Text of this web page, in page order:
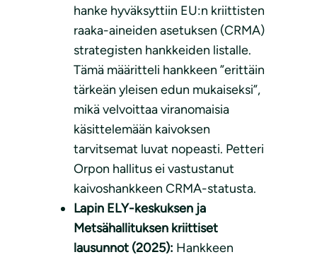
hanke hyväksyttiin EU:n kriittisten
raaka-aineiden asetuksen (CRMA)
strategisten hankkeiden listalle.
Tämä määritteli hankkeen ”erittäin
tärkeän yleisen edun mukaiseksi”,
mikä velvoittaa viranomaisia
käsittelemään kaivoksen
tarvitsemat luvat nopeasti. Petteri
Orpon hallitus ei vastustanut
kaivoshankkeen CRMA-statusta.
Lapin ELY-keskuksen ja
Metsähallituksen kriittiset
lausunnot (2025): Hankkeen